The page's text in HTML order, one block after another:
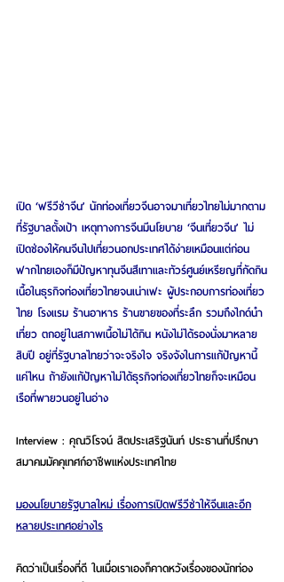
เปิด ‘ฟรีวีซ่าจีน’ นักท่องเที่ยวจีนอาจมาเที่ยวไทยไม่มากตาม
ที่รัฐบาลตั้งเป้า เหตุทางการจีนมีนโยบาย ‘จีนเที่ยวจีน’ ไม่
เปิดช่องให้คนจีนไปเที่ยวนอกประเทศได้ง่ายเหมือนแต่ก่อน
ฟากไทยเองก็มีปัญหาทุนจีนสีเทาและทัวร์ศูนย์เหรียญที่กัดกิน
เนื้อในธุรกิจท่องเที่ยวไทยจนเน่าเฟะ ผู้ประกอบการท่องเที่ยว
ไทย โรงแรม ร้านอาหาร ร้านขายของที่ระลึก รวมถึงไกด์นำ
เที่ยว ตกอยู่ในสภาพเนื้อไม่ได้กิน หนังไม่ได้รองนั่งมาหลาย
สิบปี อยู่ที่รัฐบาลไทยว่าจะจริงใจ จริงจังในการแก้ปัญหานี้
แค่ไหน ถ้ายังแก้ปัญหาไม่ได้ธุรกิจท่องเที่ยวไทยก็จะเหมือน
เรือที่พายวนอยู่ในอ่าง
Interview : คุณวิโรจน์ สิตประเสริฐนันท์ ประธานที่ปรึกษา
สมาคมมัคคุเทศก์อาชีพแห่งประเทศไทย
มองนโยบายรัฐบาลใหม่ เรื่องการเปิดฟรีวีซ่าให้จีนและอีก
หลายประเทศอย่างไร
คิดว่าเป็นเรื่องที่ดี ในเมื่อเราเองก็คาดหวังเรื่องของนักท่อง